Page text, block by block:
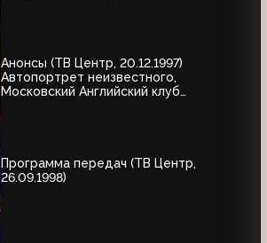
Анонсы (ТВ Центр, 20.12.1997)
Автопортрет неизвестного,
Московский Английский клуб
Программа передач (ТВ Центр,
26.09.1998)